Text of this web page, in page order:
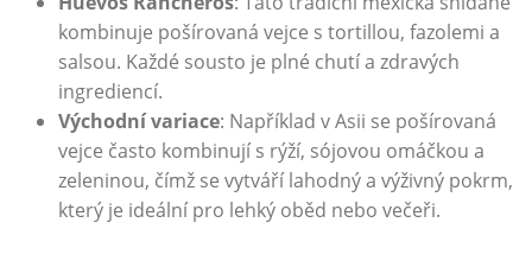
kombinuje pošírovaná vejce s tortillou, fazolemi a
salsou. Každé sousto je plné chutí a zdravých
ingrediencí.
Východní variace: Například v Asii se pošírovaná
vejce často kombinují s rýží, sójovou omáčkou a
zeleninou, čímž se vytváří lahodný a výživný pokrm,
který je ideální pro lehký oběd nebo večeři.